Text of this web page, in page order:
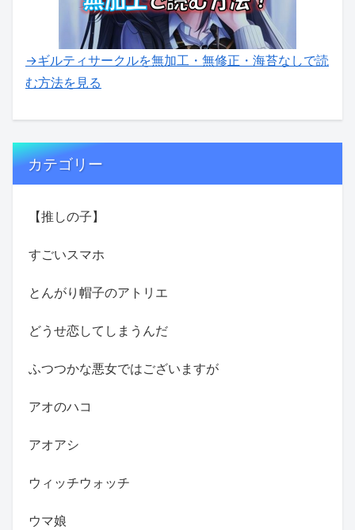
→ギルティサークルを無加工・無修正・海苔なしで読
む方法を見る
カテゴリー
【推しの子】
すごいスマホ
とんがり帽子のアトリエ
どうせ恋してしまうんだ
ふつつかな悪女ではございますが
アオのハコ
アオアシ
ウィッチウォッチ
ウマ娘